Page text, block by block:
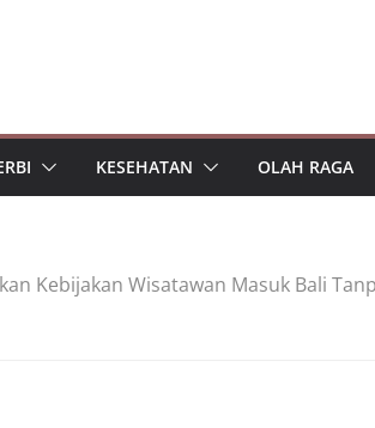
KESEHATAN OLAH RAGA
Kebijakan Wisatawan Masuk Bali